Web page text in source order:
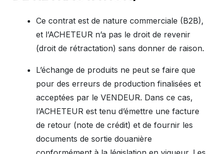
Ce contrat est de nature commerciale (B2B),
et l’ACHETEUR n’a pas le droit de revenir
(droit de rétractation) sans donner de raison.
L’échange de produits ne peut se faire que
pour des erreurs de production finalisées et
acceptées par le VENDEUR. Dans ce cas,
l’ACHETEUR est tenu d’émettre une facture
de retour (note de crédit) et de fournir les
documents de sortie douanière